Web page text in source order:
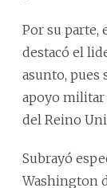
Por su
destacó el
asunto, pues
apoyo militar
del Reino
Subrayó
Washington